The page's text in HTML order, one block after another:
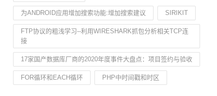
为ANDROID应用增加搜索功能:增加搜索建议 SIRIKIT
FTP协议的粗浅学习--利用WIRESHARK抓包分析相关TCP连
接
17家国产数据库厂商的2020年度事件大盘点：项目签约与验收
FOR循环和EACH循环 PHP中时间戳和时区